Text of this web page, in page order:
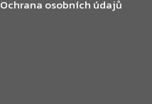
Ochrana osobních údajů